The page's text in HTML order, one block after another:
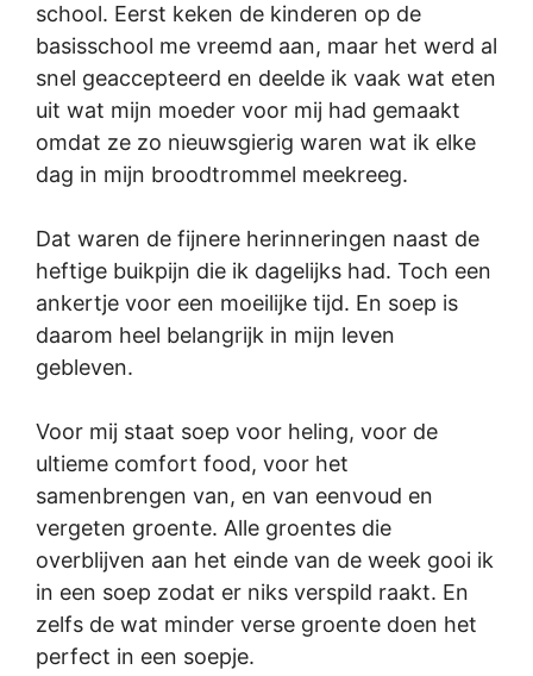
school. Eerst keken de kinderen op de
basisschool me vreemd aan, maar het werd al
snel geaccepteerd en deelde ik vaak wat eten
uit wat mijn moeder voor mij had gemaakt
omdat ze zo nieuwsgierig waren wat ik elke
dag in mijn broodtrommel meekreeg.
Dat waren de fijnere herinneringen naast de
heftige buikpijn die ik dagelijks had. Toch een
ankertje voor een moeilijke tijd. En soep is
daarom heel belangrijk in mijn leven
gebleven.
Voor mij staat soep voor heling, voor de
ultieme comfort food, voor het
samenbrengen van, en van eenvoud en
vergeten groente. Alle groentes die
overblijven aan het einde van de week gooi ik
in een soep zodat er niks verspild raakt. En
zelfs de wat minder verse groente doen het
perfect in een soepje.